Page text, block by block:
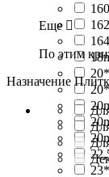
Еще 
По этим
Назначение